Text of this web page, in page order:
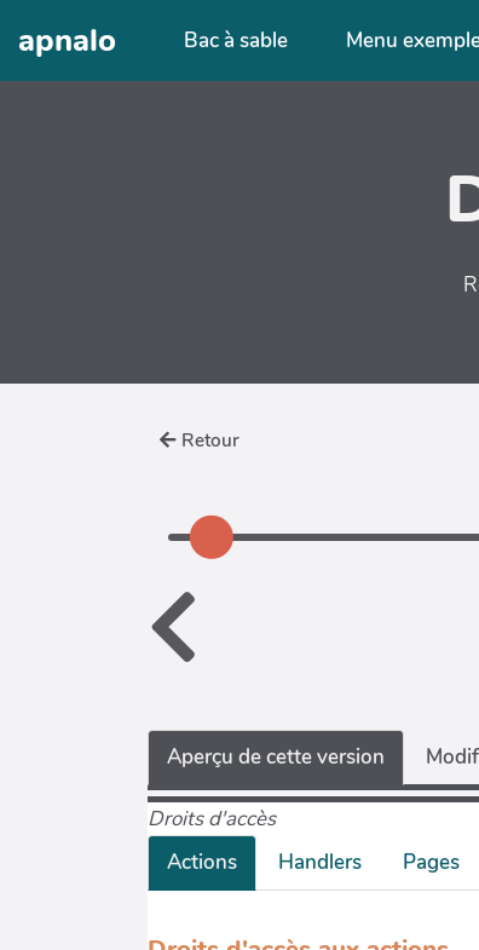
Aller au contenu principal
apnalo Bac à sable Menu
Retour
Aperçu de cette version